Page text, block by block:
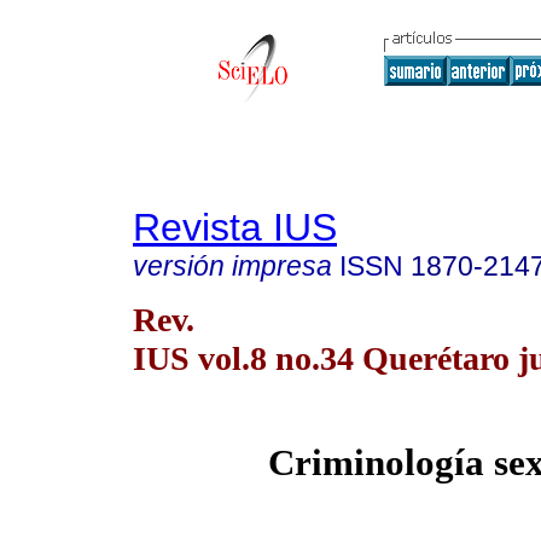
Revista IUS
versión impresa ISSN 1870-
Rev.
IUS vol.8 no.34 Querétaro
Criminología